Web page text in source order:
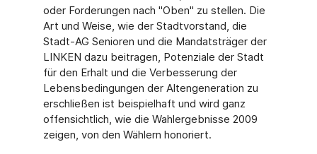
oder Forderungen nach "Oben" zu stellen. Die
Art und Weise, wie der Stadtvorstand, die
Stadt-AG Senioren und die Mandatsträger der
LINKEN dazu beitragen, Potenziale der Stadt
für den Erhalt und die Verbesserung der
Lebensbedingungen der Altengeneration zu
erschließen ist beispielhaft und wird ganz
offensichtlich, wie die Wahlergebnisse 2009
zeigen, von den Wählern honoriert.